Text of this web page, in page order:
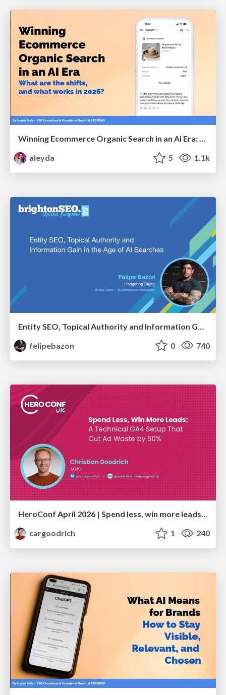
Winning Ecommerce Organic Search in an AI Era: What are the shifts, and what works in 2026?
aleyda
5 1.1k
felipebazon
0 740
HeroConf April 2026 | Spend less, win more leads: A technical GA4 setup that cut ad waste by 50% (Christian Goodrich)
cargoodrich
1 240